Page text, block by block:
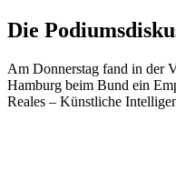
Die
Am Donnerstag fand in der
Hamburg beim Bund ein
Reales – Künstliche